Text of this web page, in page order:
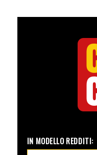
IN MODELLO REDDITI: